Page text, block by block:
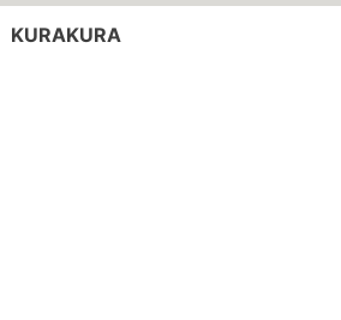
KURAKURA